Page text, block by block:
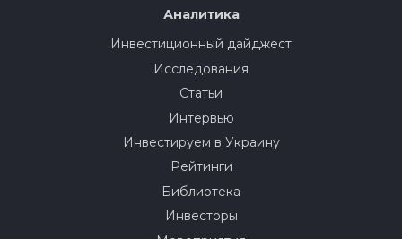
Аналитика
Инвестиционный дайджест
Исследования
Статьи
Интервью
Инвестируем в Украину
Рейтинги
Библиотека
Инвесторы